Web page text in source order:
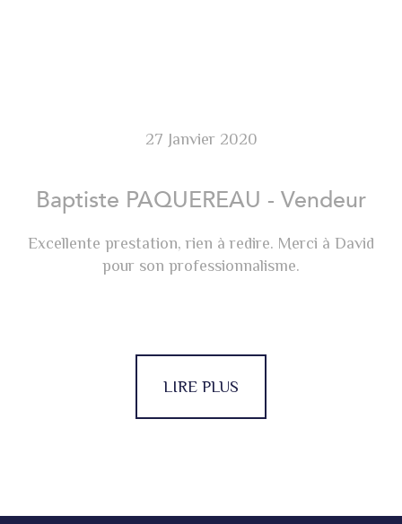
27 Janvier 2020
Baptiste PAQUEREAU - Vendeur
Excellente prestation, rien à redire. Merci à David
pour son professionnalisme.
LIRE PLUS